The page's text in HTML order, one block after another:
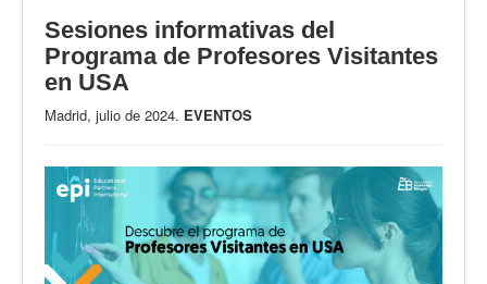
Sesiones informativas del
Programa de Profesores Visitantes
en USA
Madrid, julio de 2024. EVENTOS